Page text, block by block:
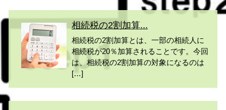
相続税の2割加算...
相続税の2割加算とは、一部の相続人に
相続税が20％加算されることです。今回
は、相続税の2割加算の対象になるのは
[…]